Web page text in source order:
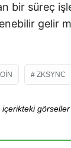
bir süreç
gelir
ZKSYNC
içerikteki